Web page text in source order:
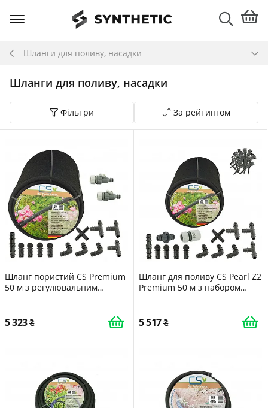
Шланги для поливу, насадки
Шланги для поливу, насадки
Фільтри За рейтингом
Шланг пористий CS Premium
50 м з регулювальним
5 323
Шланг для поливу CS Pearl Z2
Premium 50 м з набором
5 517